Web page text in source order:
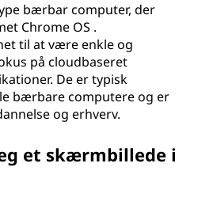
bærbar computer, der
Chrome OS .
til at være enkle og
på cloudbaseret
De er typisk
bærbare computere og er
og erhverv.
et skærmbillede i